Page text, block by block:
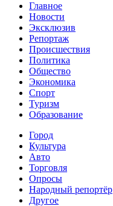
Главное
Новости
Эксклюзив
Репортаж
Происшествия
Политика
Общество
Экономика
Спорт
Туризм
Образование
Город
Культура
Авто
Торговля
Опросы
Народный репортёр
Другое